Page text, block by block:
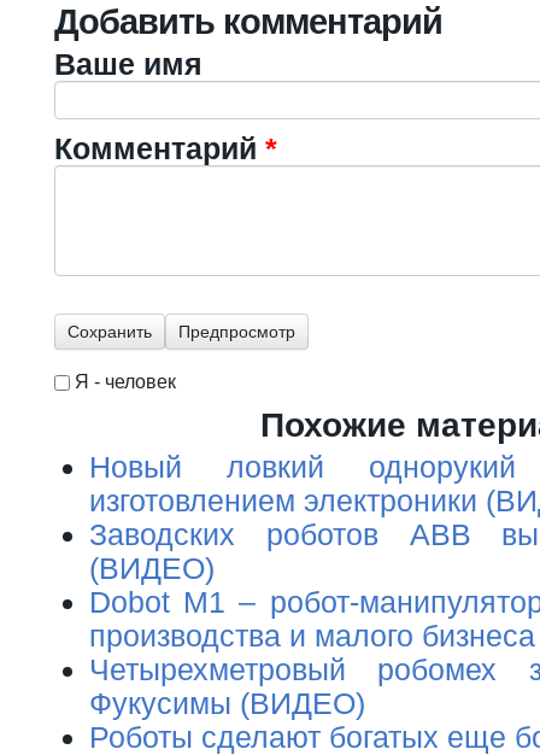
Добавить комментарий
Ваше имя
Комментарий *
Я - человек
Похожие
Новый ловкий однорукий
изготовлением электроники
Заводских роботов ABB
(ВИДЕО)
Dobot M1 – робот-
производства и малого
Четырехметровый робомех
Фукусимы (ВИДЕО)
Роботы сделают богатых еще